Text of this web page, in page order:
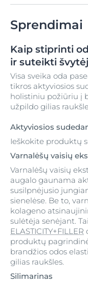
Sprendimai
Kaip stiprinti
ir suteikti
Visa sveika oda
tikros aktyviosios
holistiniu požiūriu į
užpildo gilias
Aktyviosios
Ieškokite produktų
Varnalėšų vaisių
Varnalėšų vaisių
augalo gaunama
susilpnėjusio
sienelėse. Be to,
kolageno
sulėtėja senėjant. Tai
ELASTICITY+FILLER
produktų
brandžios odos
gilias raukšles.
Silimarinas